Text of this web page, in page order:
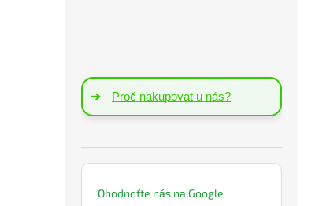
➔ Proč nakupovat u nás?
Ohodnoťte nás na Google